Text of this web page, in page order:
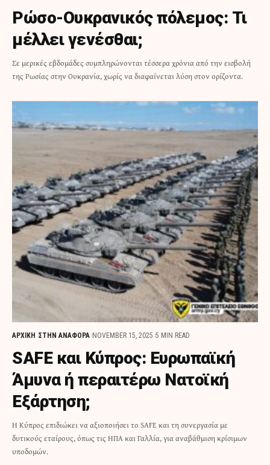
Ρώσο-Ουκρανικός πόλεμος: Τι
μέλλει γενέσθαι;
Σε μερικές εβδομάδες συμπληρώνονται τέσσερα χρόνια από την εισβολή
της Ρωσίας στην Ουκρανία, χωρίς να διαφαίνεται λύση στον ορίζοντα.
ΑΡΧΙΚΗ ΣΤΗΝ ΑΝΑΦΟΡΑ NOVEMBER 15, 2025 5 MIN READ
SAFE και Κύπρος: Ευρωπαϊκή
Άμυνα ή περαιτέρω Νατοϊκή
Εξάρτηση;
Η Κύπρος επιδιώκει να αξιοποιήσει το SAFE και τη συνεργασία με
δυτικούς εταίρους, όπως τις ΗΠΑ και Γαλλία, για αναβάθμιση κρίσιμων
υποδομών.